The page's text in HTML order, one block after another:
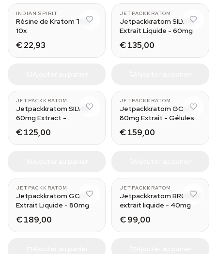
INDIAN SPIRIT
Résine de Kratom Thaï
10x
€ 22,93
JETPACKKRATOM
Jetpackkratom SILVER
Extrait Liquide - 60mg
€ 135,00
JETPACKKRATOM
Jetpackkratom SILVER
60mg Extract -
€ 125,00
JETPACKKRATOM
Jetpackkratom GOLD
80mg Extrait - Gélules
€ 159,00
JETPACKKRATOM
Jetpackkratom GOLD
Extrait Liquide - 80mg
€ 189,00
JETPACKKRATOM
Jetpackkratom BRONZE
extrait liquide - 40mg
€ 99,00